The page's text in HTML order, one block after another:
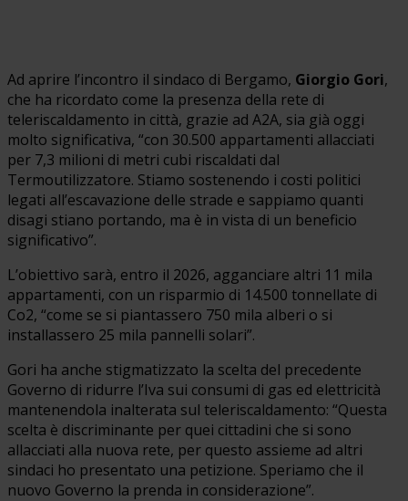
Ad aprire l’incontro il sindaco di Bergamo, Giorgio Gori,
che ha ricordato come la presenza della rete di
teleriscaldamento in città, grazie ad A2A, sia già oggi
molto significativa, “con 30.500 appartamenti allacciati
per 7,3 milioni di metri cubi riscaldati dal
Termoutilizzatore. Stiamo sostenendo i costi politici
legati all’escavazione delle strade e sappiamo quanti
disagi stiano portando, ma è in vista di un beneficio
significativo”.
L’obiettivo sarà, entro il 2026, agganciare altri 11 mila
appartamenti, con un risparmio di 14.500 tonnellate di
Co2, “come se si piantassero 750 mila alberi o si
installassero 25 mila pannelli solari”.
Gori ha anche stigmatizzato la scelta del precedente
Governo di ridurre l’Iva sui consumi di gas ed elettricità
mantenendola inalterata sul teleriscaldamento: “Questa
scelta è discriminante per quei cittadini che si sono
allacciati alla nuova rete, per questo assieme ad altri
sindaci ho presentato una petizione. Speriamo che il
nuovo Governo la prenda in considerazione”.